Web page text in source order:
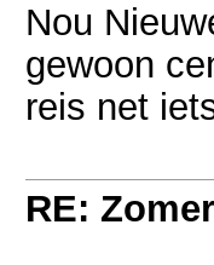
Nou
gewoon
reis net
RE: